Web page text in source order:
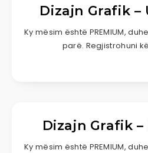
Dizajn Grafik –
Ky mësim është PREMIUM,
parë. Regjistrohuni
Dizajn Grafik
Ky mësim është PREMIUM,